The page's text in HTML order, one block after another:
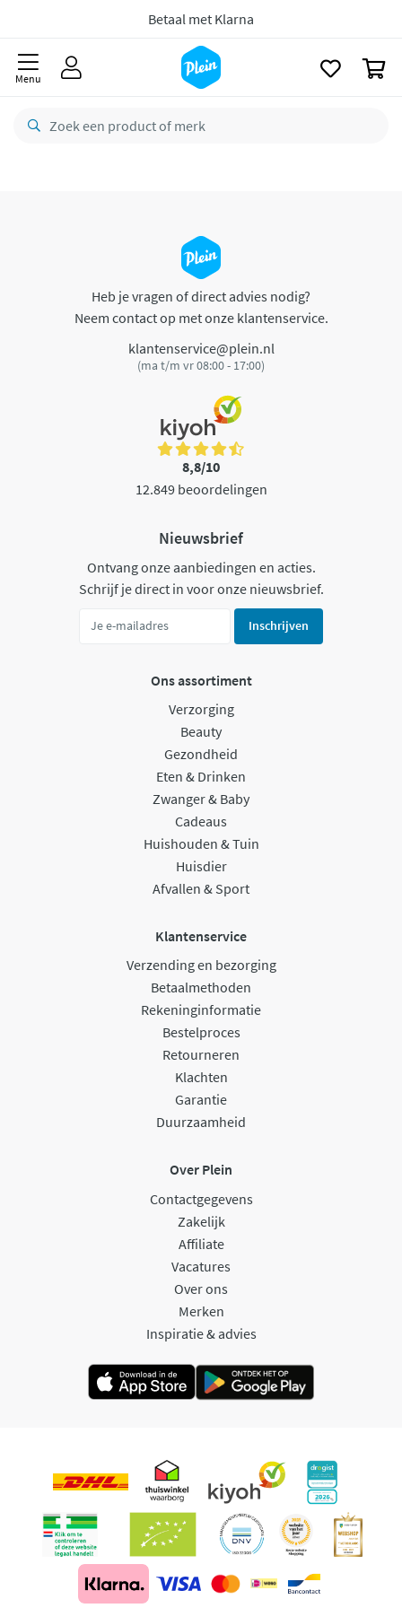
Betaal met Klarna
Menu
Heb je vragen of direct advies nodig?
Neem contact op met onze klantenservice.
klantenservice@plein.nl
(ma t/m vr 08:00 - 17:00)
8,8/10
12.849 beoordelingen
Nieuwsbrief
Ontvang onze aanbiedingen en acties.
Schrijf je direct in voor onze nieuwsbrief.
Inschrijven
Ons assortiment
Verzorging
Beauty
Gezondheid
Eten & Drinken
Zwanger & Baby
Cadeaus
Huishouden & Tuin
Huisdier
Afvallen & Sport
Klantenservice
Verzending en bezorging
Betaalmethoden
Rekeninginformatie
Bestelproces
Retourneren
Klachten
Garantie
Duurzaamheid
Over Plein
Contactgegevens
Zakelijk
Affiliate
Vacatures
Over ons
Merken
Inspiratie & advies